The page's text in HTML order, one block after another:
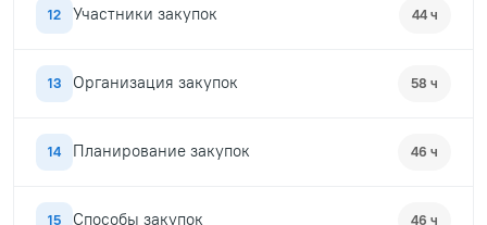
12 Участники закупок 44 ч
13 Организация закупок 58 ч
14 Планирование закупок 46 ч
15 Способы закупок 46 ч